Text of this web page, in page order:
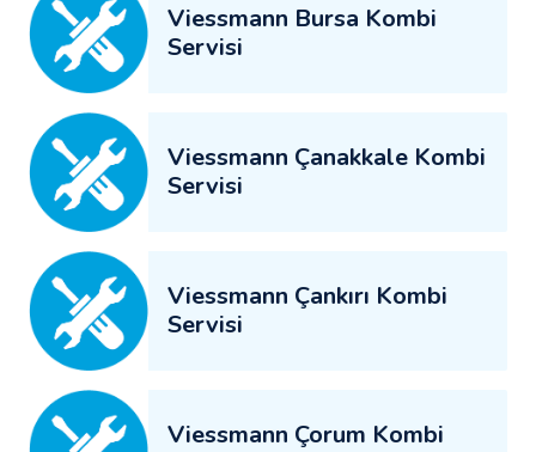
Viessmann Bursa Kombi
Servisi
Viessmann Çanakkale Kombi
Servisi
Viessmann Çankırı Kombi
Servisi
Viessmann Çorum Kombi